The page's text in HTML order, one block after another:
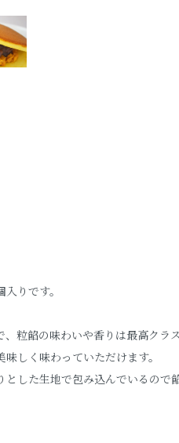
りです。
粒餡の味わいや香りは最高クラス
しく味わっていただけます。
した生地で包み込んでいるので